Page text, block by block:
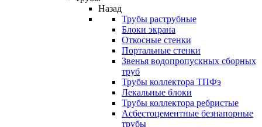
Назад
Трубы раструбные
Блоки экрана
Откосные стенки
Портальные стенки
Звенья водопропускных сборных
труб
Трубы коллектора ТПФэ
Лекальные блоки
Трубы коллектора ребристые
Асбестоцементные безнапорные
трубы